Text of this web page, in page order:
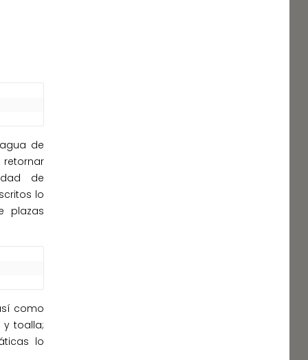
de
retornar
de
lo
plazas
como
y toalla;
lo